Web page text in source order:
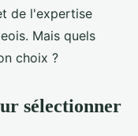
de l'expertise
Mais quels
choix ?
sélectionner